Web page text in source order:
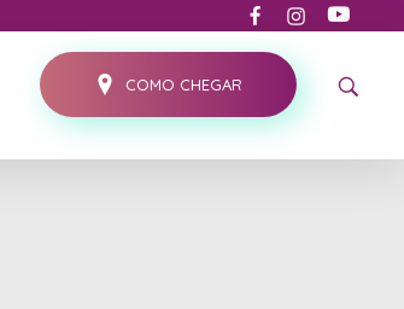
COMO CHEGAR